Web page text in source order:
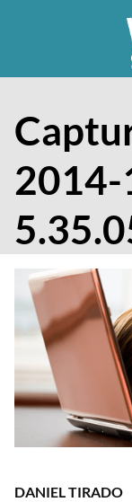
2014-
DANIEL TIRADO